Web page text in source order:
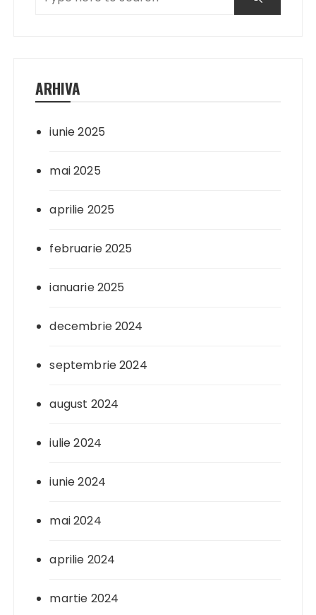
ARHIVA
iunie 2025
mai 2025
aprilie 2025
februarie 2025
ianuarie 2025
decembrie 2024
septembrie 2024
august 2024
iulie 2024
iunie 2024
mai 2024
aprilie 2024
martie 2024